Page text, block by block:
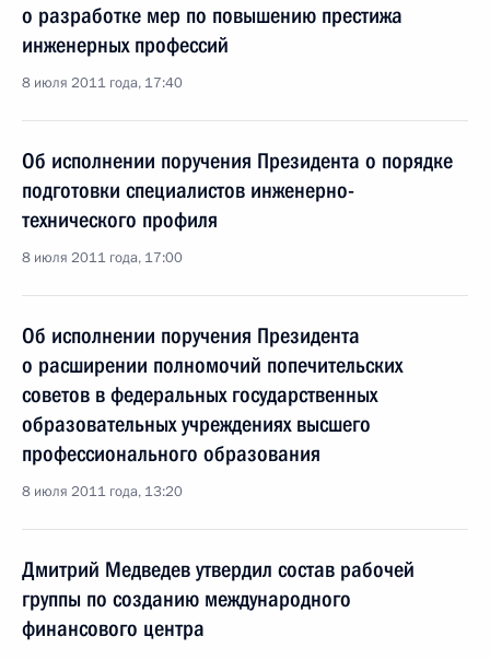
о разработке мер по повышению престижа
инженерных профессий
8 июля 2011 года, 17:40
Об исполнении поручения Президента о порядке
подготовки специалистов инженерно-
технического профиля
8 июля 2011 года, 17:00
Об исполнении поручения Президента
о расширении полномочий попечительских
советов в федеральных государственных
образовательных учреждениях высшего
профессионального образования
8 июля 2011 года, 13:20
Дмитрий Медведев утвердил состав рабочей
группы по созданию международного
финансового центра